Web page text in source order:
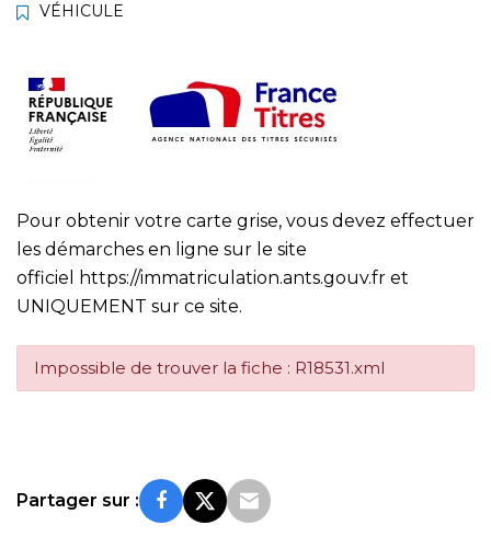
VÉHICULE
Pour obtenir votre carte grise, vous devez effectuer
les démarches en ligne sur le site
officiel
https://immatriculation.ants.gouv.fr et
UNIQUEMENT sur ce site.
Impossible de trouver la fiche : R18531.xml
Partager sur :